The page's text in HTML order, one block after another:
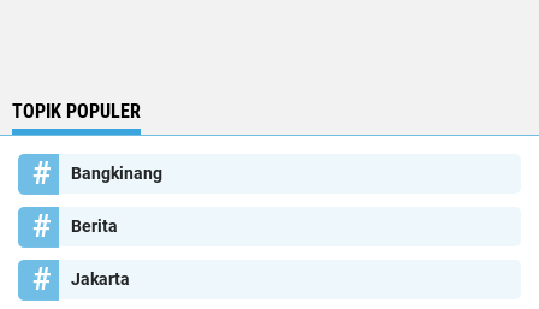
TOPIK POPULER
Bangkinang
Berita
Jakarta